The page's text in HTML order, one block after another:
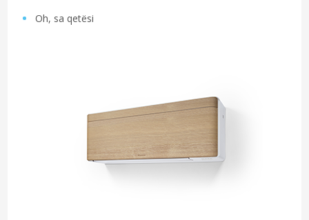
Oh, sa qetësi